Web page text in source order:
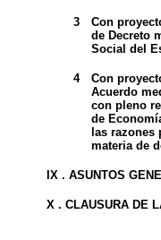
3
Con
de Decreto
Social del
4
Con
Acuerdo
con pleno
de
las razones
materia de
IX . ASUNTOS
X . CLAUSURA DE